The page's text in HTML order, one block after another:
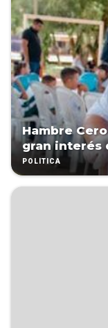
Hambre
gran interés
POLÍTICA